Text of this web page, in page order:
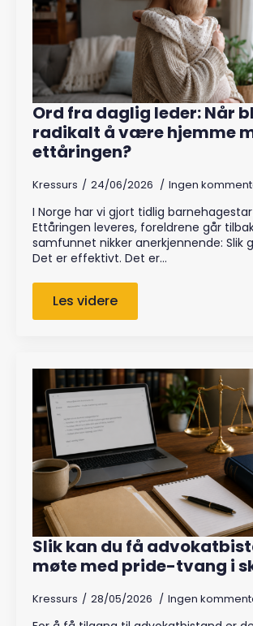
Ord fra daglig leder: Når
radikalt å være hjemme
ettåringen?
Kressurs 24/06/2026 Ingen
I Norge har vi gjort tidlig
Ettåringen leveres, foreldrene går
samfunnet nikker anerkjennende: Slik
Det er effektivt. Det er…
Les videre
Slik kan du få
møte med pride-tvang i
Kressurs 28/05/2026 Ingen